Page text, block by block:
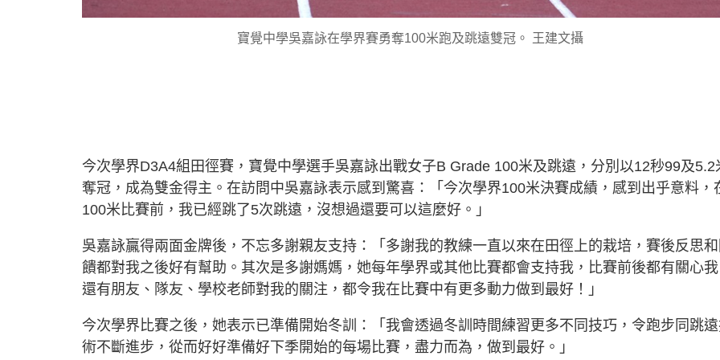
寶覺中學吳嘉詠在學界賽勇奪100米跑及跳遠雙冠。 王建文攝
今次學界D3A4組田徑賽，寶覺中學選手吳嘉詠出戰女子B Grade 100米及跳遠，分別以12秒99及5.2
奪冠，成為雙金得主。在訪問中吳嘉詠表示感到驚喜：「今次學界100米決賽成績，感到出乎意料，
100米比賽前，我已經跳了5次跳遠，沒想過還要可以這麼好。」
吳嘉詠贏得兩面金牌後，不忘多謝親友支持：「多謝我的教練一直以來在田徑上的栽培，賽後反思和
饋都對我之後好有幫助。其次是多謝媽媽，她每年學界或其他比賽都會支持我，比賽前後都有關心我
還有朋友、隊友、學校老師對我的關注，都令我在比賽中有更多動力做到最好！」
今次學界比賽之後，她表示已準備開始冬訓：「我會透過冬訓時間練習更多不同技巧，令跑步同跳
術不斷進步，從而好好準備好下季開始的每場比賽，盡力而為，做到最好。」